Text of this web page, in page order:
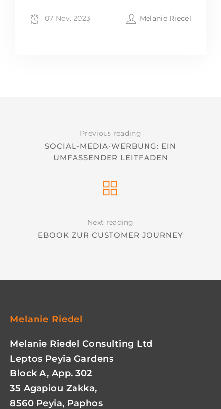
07 Nov. 2023 Melanie Riedel
Previous reading
SOCIAL-MEDIA-WERBUNG: EIN
UMFASSENDER LEITFADEN
Next reading
EBOOK ZUR CUSTOMER JOURNEY
Melanie Riedel
Melanie Riedel Consulting Ltd
Leptos Peyia Gardens
Block A, App. 302
35 Agapiou Zakka,
8560 Peyia, Paphos